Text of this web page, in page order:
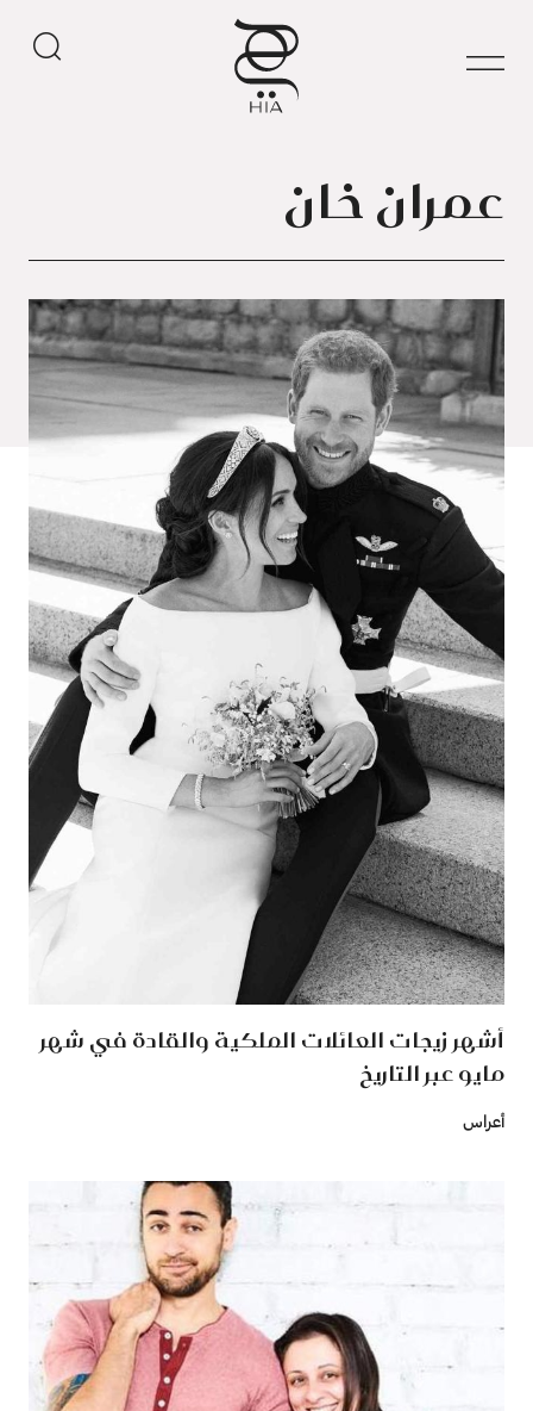
عمران خان
أشهر زيجات العائلات الملكية والقادة في شهر
مايو عبر التاريخ
أعراس